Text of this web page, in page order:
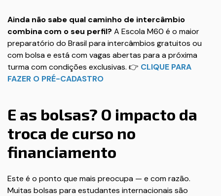
Ainda não sabe qual caminho de intercâmbio
combina com o seu perfil? A Escola M60 é o maior
preparatório do Brasil para intercâmbios gratuitos ou
com bolsa e está com vagas abertas para a próxima
turma com condições exclusivas. 👉 CLIQUE PARA
FAZER O PRÉ-CADASTRO
E as bolsas? O impacto da
troca de curso no
financiamento
Este é o ponto que mais preocupa — e com razão.
Muitas bolsas para estudantes internacionais são